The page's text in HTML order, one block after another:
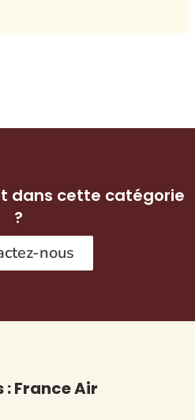
dans cette catégorie
?
nous
France Air